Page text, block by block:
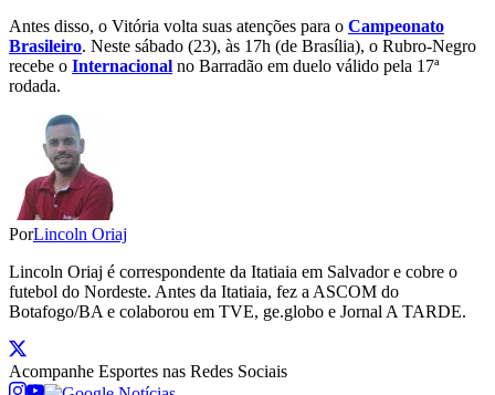
Antes disso, o Vitória volta suas atenções para o Campeonato
Brasileiro. Neste sábado (23), às 17h (de Brasília), o Rubro-Negro
recebe o Internacional no Barradão em duelo válido pela 17ª
rodada.
PorLincoln Oriaj
Lincoln Oriaj é correspondente da Itatiaia em Salvador e cobre o
futebol do Nordeste. Antes da Itatiaia, fez a ASCOM do
Botafogo/BA e colaborou em TVE, ge.globo e Jornal A TARDE.
Acompanhe Esportes nas Redes Sociais